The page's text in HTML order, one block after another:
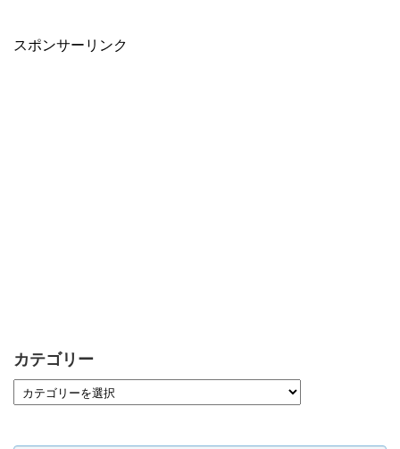
スポンサーリンク
カテゴリー